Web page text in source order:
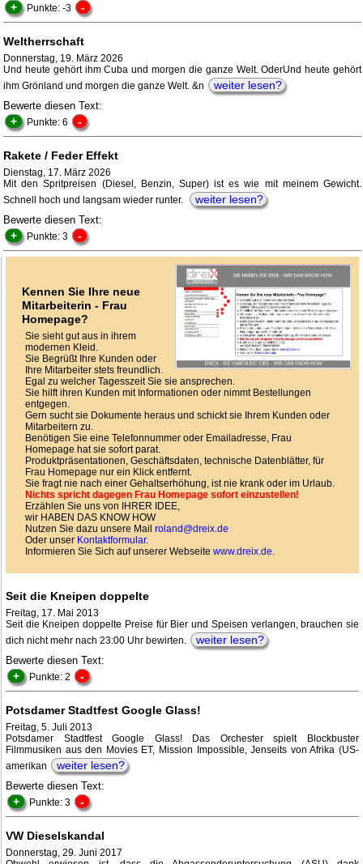
+ Punkte: -3 -
Weltherrschaft
Donnerstag, 19. März 2026
Und heute gehört ihm Cuba und morgen die ganze Welt. OderUnd heute gehört
ihm Grönland und morgen die ganze Welt. &n
weiter lesen?
Bewerte diesen Text:
+ Punkte: 6 -
Rakete / Feder Effekt
Dienstag, 17. März 2026
Mit den Spritpreisen (Diesel, Benzin, Super) ist es wie mit meinem Gewicht.
Schnell hoch und langsam wieder runter.
weiter lesen?
Bewerte diesen Text:
+ Punkte: 3 -
Kennen Sie Ihre neue
Mitarbeiterin - Frau
Homepage?
Sie sieht gut aus in ihrem
modernen Kleid.
Sie Begrüßt Ihre Kunden oder
Ihre Mitarbeiter stets freundlich.
Egal zu welcher Tagesszeit Sie sie ansprechen.
Sie hilft ihren Kunden mit Informationen oder nimmt Bestellungen
entgegen.
Gern sucht sie Dokumente heraus und schickt sie Ihrem Kunden oder
Mitarbeitern zu.
Benötigen Sie eine Telefonnummer oder Emailadresse, Frau
Homepage hat sie sofort parat.
Produktpräsentationen, Geschäftsdaten, technische Datenblätter, für
Frau Homepage nur ein Klick entfernt.
Sie fragt nie nach einer Gehaltserhöhung, ist nie krank oder im Urlaub.
Nichts spricht dagegen Frau Homepage sofort einzustellen!
Erzählen Sie uns von IHRER IDEE,
wir HABEN DAS KNOW HOW
Nutzen Sie dazu unsere Mail roland@dreix.de
Oder unser Kontaktformular.
Informieren Sie Sich auf unserer Webseite www.dreix.de.
Seit die Kneipen doppelte
Freitag, 17. Mai 2013
Seit die Kneipen doppelte Preise für Bier und Speisen verlangen, brauchen sie
dich nicht mehr nach 23:00 Uhr bewirten.
weiter lesen?
Bewerte diesen Text:
+ Punkte: 2 -
Potsdamer Stadtfest Google Glass!
Freitag, 5. Juli 2013
Potsdamer Stadtfest Google Glass! Das Orchester spielt Blockbuster
Filmmusiken aus den Movies ET, Mission Impossible, Jenseits von Afrika (US-
amerikan
weiter lesen?
Bewerte diesen Text:
+ Punkte: 3 -
VW Dieselskandal
Donnerstag, 29. Juni 2017